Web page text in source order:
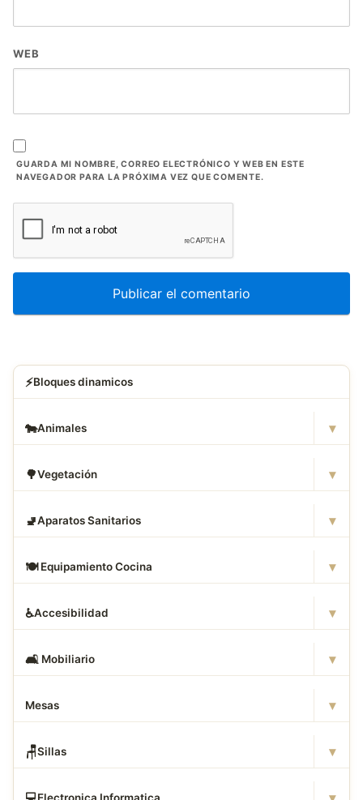
WEB
GUARDA MI NOMBRE, CORREO ELECTRÓNICO Y WEB EN ESTE
NAVEGADOR PARA LA PRÓXIMA VEZ QUE COMENTE.
⚡Bloques dinamicos
🐄Animales ▾
🌳Vegetación ▾
🚽Aparatos Sanitarios ▾
🍽️ Equipamiento Cocina ▾
♿Accesibilidad ▾
🛋 ️ Mobiliario ▾
Mesas ▾
🪑Sillas ▾